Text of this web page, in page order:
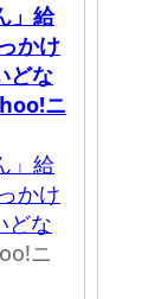
」給
かけ
どな
ニ
」給
かけ
どな
ニ